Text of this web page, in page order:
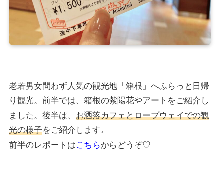
老若男女問わず人気の観光地「箱根」へふらっと日帰
り観光。前半では、箱根の紫陽花やアートをご紹介し
ました。後半は、 お洒落カフェとロープウェイでの観
光の様子をご紹介します♩
前半のレポートはこちらからどうぞ♡